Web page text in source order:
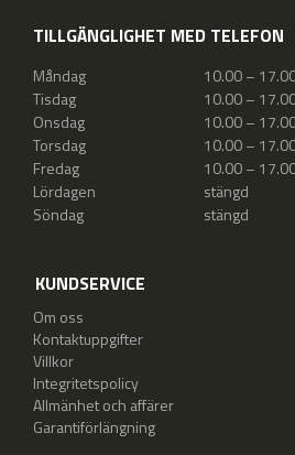
TILLGÄNGLIGHET MED TELEFON
Måndag
10.00 –
Tisdag
10.00 –
Onsdag
10.00 –
Torsdag
10.00 –
Fredag
10.00 –
Lördagen
stängd
Söndag
stängd
KUNDSERVICE
Om oss
Kontaktuppgifter
Villkor
Integritetspolicy
Allmänhet och affärer
Garantiförlängning